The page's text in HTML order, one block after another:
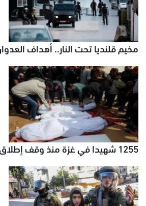
مخيم قلنديا تحت النار.. أهداف
1255 شهيدا في غزة منذ وقف إطلاق النار